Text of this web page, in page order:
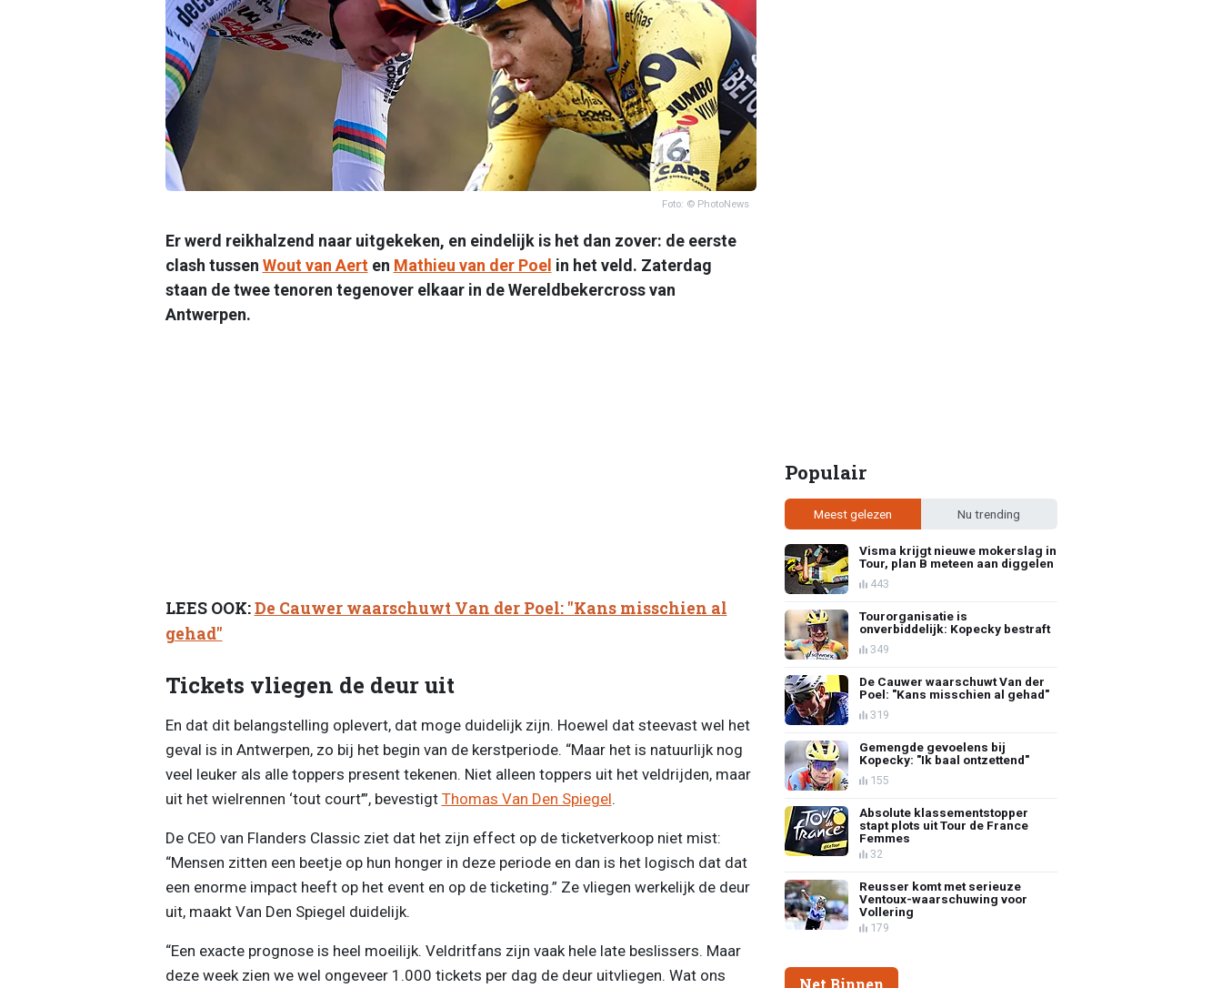
Foto: © PhotoNews
Er werd reikhalzend naar uitgekeken, en eindelijk is het dan zover: de eerste
clash tussen Wout van Aerten Mathieu van der Poel in het veld. Zaterdag
staan de twee tenoren tegenover elkaar in de Wereldbekercross van
Antwerpen.
LEES OOK:De Cauwer waarschuwt Van der Poel: "Kans misschien al
gehad"
Tickets vliegen de deur uit
En dat dit belangstelling oplevert, dat moge duidelijk zijn. Hoewel dat steevast wel het
geval is in Antwerpen, zo bij het begin van de kerstperiode. “Maar het is natuurlijk nog
veel leuker als alle toppers present tekenen. Niet alleen toppers uit het veldrijden, maar
uit het wielrennen ‘tout court’”, bevestigt Thomas Van Den Spiegel.
De CEO van Flanders Classic ziet dat het zijn effect op de ticketverkoop niet mist:
“Mensen zitten een beetje op hun honger in deze periode en dan is het logisch dat dat
een enorme impact heeft op het event en op de ticketing.” Ze vliegen werkelijk de deur
uit, maakt Van Den Spiegel duidelijk.
“Een exacte prognose is heel moeilijk. Veldritfans zijn vaak hele late beslissers. Maar
deze week zien we wel ongeveer 1.000 tickets per dag de deur uitvliegen. Wat ons
Populair
Meest gelezen Nu trending
Visma krijgt nieuwe mokerslag in
Tour, plan B meteen aan diggelen
443
Tourorganisatie is
onverbiddelijk: Kopecky bestraft
349
De Cauwer waarschuwt Van der
Poel: "Kans misschien al gehad"
319
Gemengde gevoelens bij
Kopecky: "Ik baal ontzettend"
155
Absolute klassementstopper
stapt plots uit Tour de France
Femmes
32
Reusser komt met serieuze
Ventoux-waarschuwing voor
Vollering
179
Net Binnen